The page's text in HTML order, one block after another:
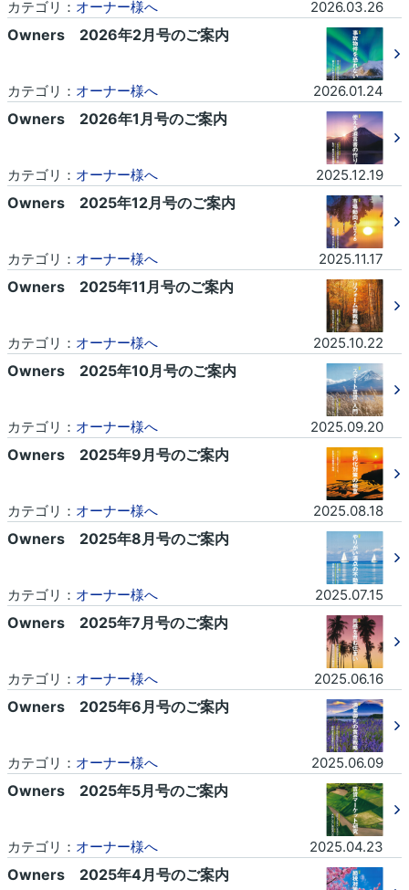
カテゴリ： オーナー様へ 2026.03.26
Owners 2026年2月号のご案内
カテゴリ： オーナー様へ 2026.01.24
Owners 2026年1月号のご案内
カテゴリ： オーナー様へ 2025.12.19
Owners 2025年12月号のご案内
カテゴリ： オーナー様へ 2025.11.17
Owners 2025年11月号のご案内
カテゴリ： オーナー様へ 2025.10.22
Owners 2025年10月号のご案内
カテゴリ： オーナー様へ 2025.09.20
Owners 2025年9月号のご案内
カテゴリ： オーナー様へ 2025.08.18
Owners 2025年8月号のご案内
カテゴリ： オーナー様へ 2025.07.15
Owners 2025年7月号のご案内
カテゴリ： オーナー様へ 2025.06.16
Owners 2025年6月号のご案内
カテゴリ： オーナー様へ 2025.06.09
Owners 2025年5月号のご案内
カテゴリ： オーナー様へ 2025.04.23
Owners 2025年4月号のご案内